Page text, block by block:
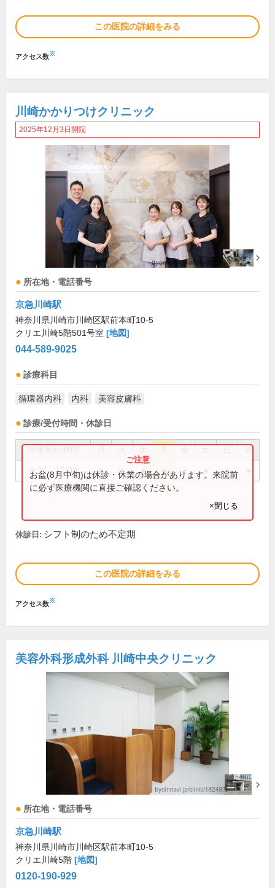
この医院の詳細をみる
アクセス数※
川崎かかりつけクリニック
2025年12月3日開院
所在地・電話番号
京急川崎駅
神奈川県川崎市川崎区駅前本町10-5
クリエ川崎5階501号室 [地図]
044-589-9025
診療科目
循環器内科 内科 美容皮膚科
診療/受付時間・休診日
祝
9:30～17:00 ● ● ● ● ● ●
お盆(8月中旬)は休診・休業の場合があります。来院前
に必ず医療機関に直接ご確認ください。
×閉じる
休診日: シフト制のため不定期
この医院の詳細をみる
アクセス数※
美容外科形成外科 川崎中央クリニック
所在地・電話番号
京急川崎駅
神奈川県川崎市川崎区駅前本町10-5
クリエ川崎5階 [地図]
0120-190-929